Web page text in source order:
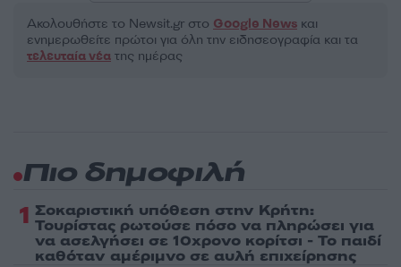
Ακολουθήστε το Νewsit.gr στο Google News και
ενημερωθείτε πρώτοι για όλη την ειδησεογραφία και τα
τελευταία νέα της ημέρας
Πιο δημοφιλή
1 Σοκαριστική υπόθεση στην Κρήτη:
Τουρίστας ρωτούσε πόσο να πληρώσει για
να ασελγήσει σε 10χρονο κορίτσι - Το παιδί
καθόταν αμέριμνο σε αυλή επιχείρησης